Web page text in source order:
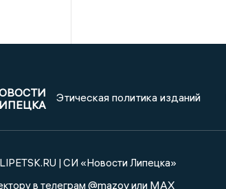
Этическая политика изданий
| СИ «Новости Липецка»
в телеграм @mazovили MAX